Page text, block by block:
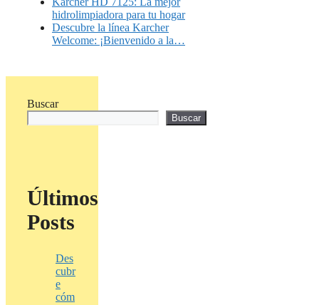
hidrolimpiadora para tu hogar
Descubre la línea Karcher
Welcome: ¡Bienvenido a la…
Buscar
Buscar
Últimos
Posts
Des
cubr
e
cóm